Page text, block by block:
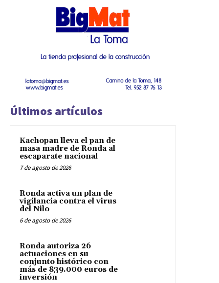
Últimos artículos
Kachopan lleva el pan de
masa madre de Ronda al
escaparate nacional
7 de agosto de 2026
Ronda activa un plan de
vigilancia contra el virus
del Nilo
6 de agosto de 2026
Ronda autoriza 26
actuaciones en su
conjunto histórico con
más de 839.000 euros de
inversión